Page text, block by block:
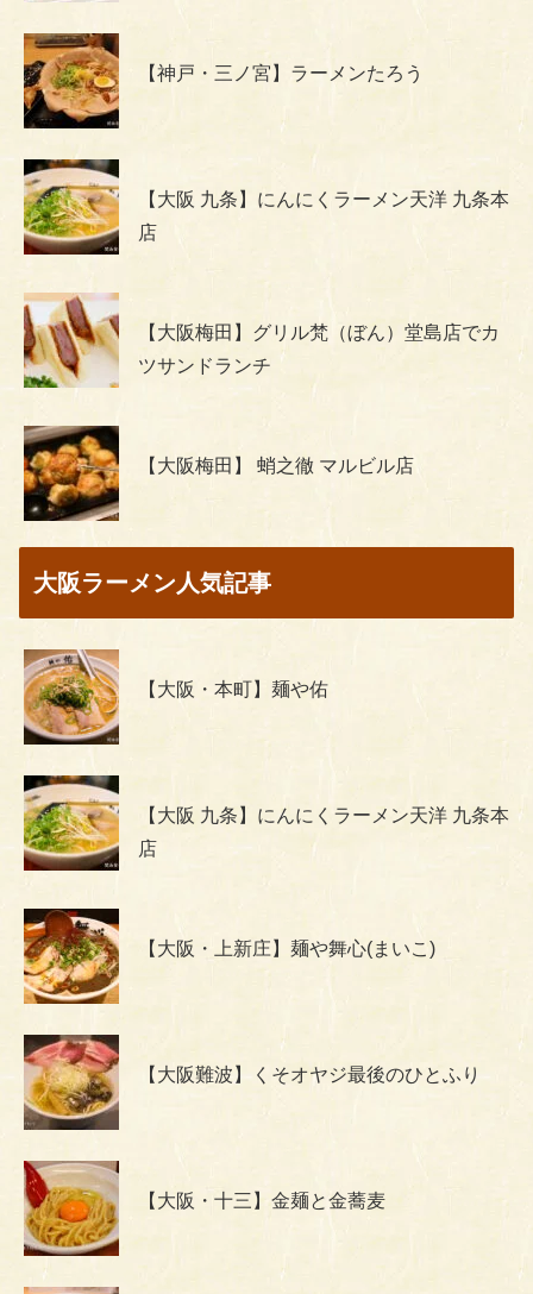
【神戸・三ノ宮】ラーメンたろう
【大阪 九条】にんにくラーメン天洋 九条本
店
【大阪梅田】グリル梵（ぼん）堂島店でカ
ツサンドランチ
【大阪梅田】 蛸之徹 マルビル店
大阪ラーメン人気記事
【大阪・本町】麺や佑
【大阪 九条】にんにくラーメン天洋 九条本
店
【大阪・上新庄】麺や舞心(まいこ)
【大阪難波】くそオヤジ最後のひとふり
【大阪・十三】金麺と金蕎麦